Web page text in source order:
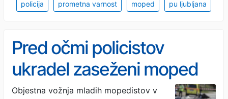
policija prometna varnost moped pu ljubljana
Pred očmi policistov
ukradel zaseženi moped
Objestna vožnja mladih mopedistov v